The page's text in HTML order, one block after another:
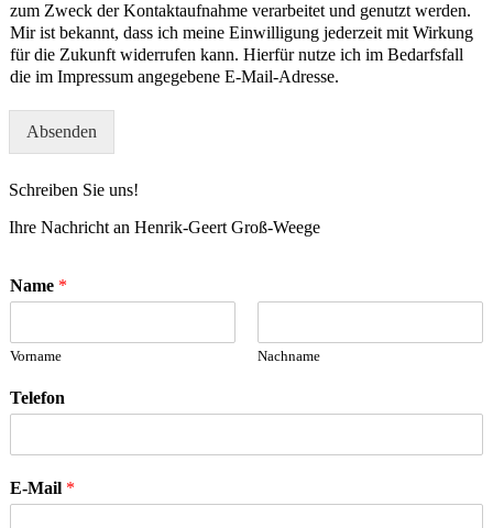
zum Zweck der Kontaktaufnahme verarbeitet und genutzt werden.
Mir ist bekannt, dass ich meine Einwilligung jederzeit mit Wirkung
für die Zukunft widerrufen kann. Hierfür nutze ich im Bedarfsfall
die im Impressum angegebene E-Mail-Adresse.
Absenden
Schreiben Sie uns!
Ihre Nachricht an Henrik-Geert Groß-Weege
Name *
Vorname Nachname
Telefon
E-Mail *